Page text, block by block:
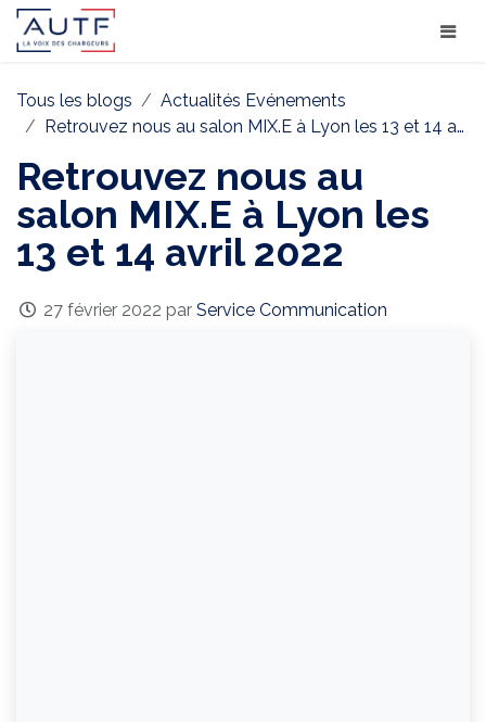
Tous les blogs
Actualités Evénements
Retrouvez nous au salon MIX.E à Lyon les 13 et 14 avril 2022
Retrouvez nous au
salon MIX.E à Lyon les
13 et 14 avril 2022
27 février 2022 par Service Communication